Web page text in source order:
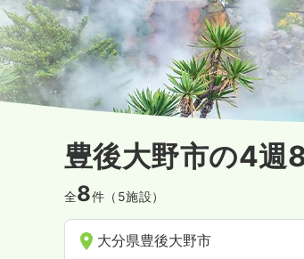
豊後大野市の4週
全8件（5施設）
大分県豊後大野市